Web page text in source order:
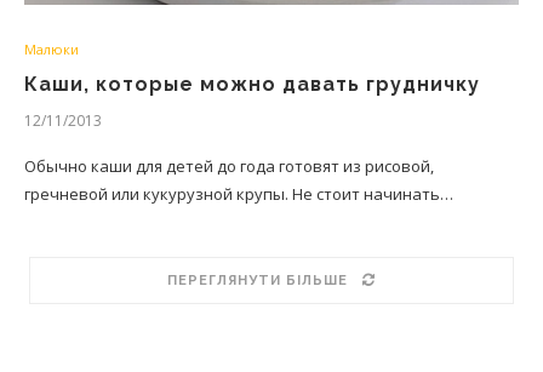
Малюки
Каши, которые можно давать грудничку
12/11/2013
Обычно каши для детей до года готовят из рисовой,
гречневой или кукурузной крупы. Не стоит начинать…
ПЕРЕГЛЯНУТИ БІЛЬШЕ